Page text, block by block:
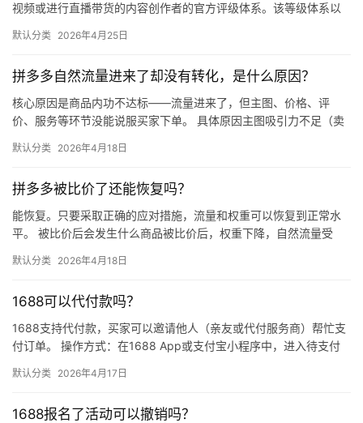
视频或进行直播带货的内容创作者的官方评级体系。该等级体系以
同等级…
默认分类 2026年4月25日
拼多多自然流量进来了却没有转化，是什么原因？
核心原因是商品内功不达标——流量进来了，但主图、价格、评
价、服务等环节没能说服买家下单。 具体原因主图吸引力不足（卖
评少、…
默认分类 2026年4月18日
拼多多被比价了还能恢复吗？
能恢复。只要采取正确的应对措施，流量和权重可以恢复到正常水
平。 被比价后会发生什么商品被比价后，权重下降，自然流量受
网价格…
默认分类 2026年4月18日
1688可以代付款吗？
1688支持代付款，买家可以邀请他人（亲友或代付服务商）帮忙支
付订单。 操作方式：在1688 App或支付宝小程序中，进入待支付
默认分类 2026年4月17日
1688报名了活动可以撤销吗？